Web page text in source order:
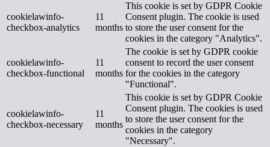
cookielawinfo-
checkbox-analytics
11
months
This cookie is set by GDPR Cookie
Consent plugin. The cookie is used
to store the user consent for the
cookies in the category "Analytics".
cookielawinfo-
checkbox-functional
11
months
The cookie is set by GDPR cookie
consent to record the user consent
for the cookies in the category
"Functional".
cookielawinfo-
checkbox-necessary
11
months
This cookie is set by GDPR Cookie
Consent plugin. The cookies is used
to store the user consent for the
cookies in the category
"Necessary".